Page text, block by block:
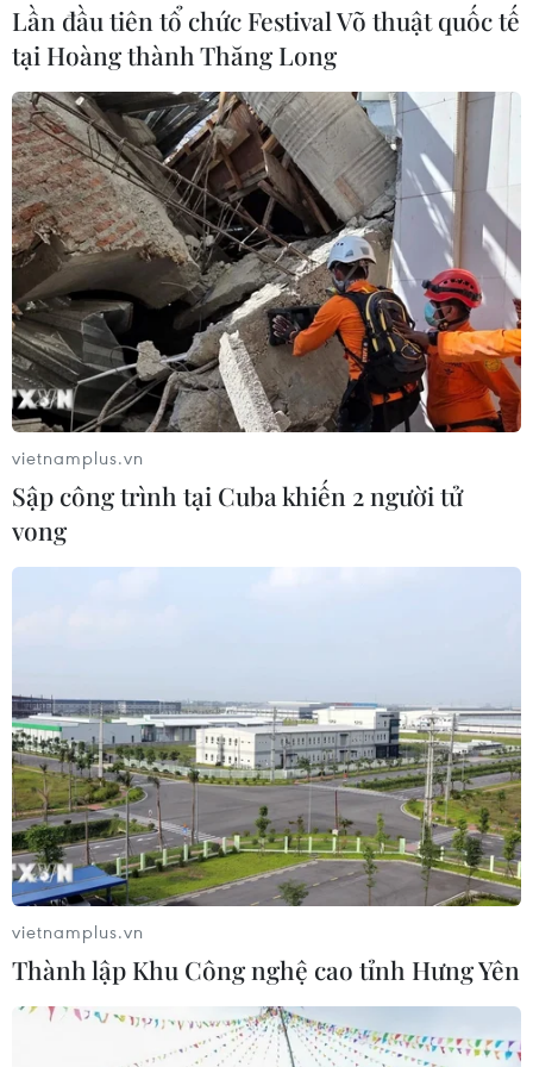
(TTXVN/Vietnam+)
#bảo hộ công dân
#Xuân mới Tân Sửu 2021
#công dân Việt Nam
#COVID-19
TIN LIÊN QUAN
Lần đầu tiên tổ chức Festival Võ thuật quốc tế
tại Hoàng thành Thăng Long
vietnamplus.vn
Sập công trình tại Cuba khiến 2 người tử
vong
vietnamplus.vn
Thành lập Khu Công nghệ cao tỉnh Hưng Yên